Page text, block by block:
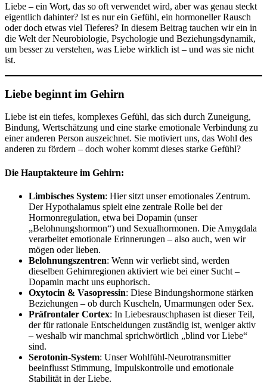
Liebe – ein Wort, das so oft verwendet wird, aber was genau steckt
eigentlich dahinter? Ist es nur ein Gefühl, ein hormoneller Rausch
oder doch etwas viel Tieferes? In diesem Beitrag tauchen wir ein in
die Welt der Neurobiologie, Psychologie und Beziehungsdynamik,
um besser zu verstehen, was Liebe wirklich ist – und was sie nicht
ist.
Liebe beginnt im Gehirn
Liebe ist ein tiefes, komplexes Gefühl, das sich durch Zuneigung,
Bindung, Wertschätzung und eine starke emotionale Verbindung zu
einer anderen Person auszeichnet. Sie motiviert uns, das Wohl des
anderen zu fördern – doch woher kommt dieses starke Gefühl?
Die Hauptakteure im Gehirn:
Limbisches System: Hier sitzt unser emotionales Zentrum.
Der Hypothalamus spielt eine zentrale Rolle bei der
Hormonregulation, etwa bei Dopamin (unser
„Belohnungshormon“) und Sexualhormonen. Die Amygdala
verarbeitet emotionale Erinnerungen – also auch, wen wir
mögen oder lieben.
Belohnungszentren: Wenn wir verliebt sind, werden
dieselben Gehirnregionen aktiviert wie bei einer Sucht –
Dopamin macht uns euphorisch.
Oxytocin & Vasopressin: Diese Bindungshormone stärken
Beziehungen – ob durch Kuscheln, Umarmungen oder Sex.
Präfrontaler Cortex: In Liebesrauschphasen ist dieser Teil,
der für rationale Entscheidungen zuständig ist, weniger aktiv
– weshalb wir manchmal sprichwörtlich „blind vor Liebe“
sind.
Serotonin-System: Unser Wohlfühl-Neurotransmitter
beeinflusst Stimmung, Impulskontrolle und emotionale
Stabilität in der Liebe.